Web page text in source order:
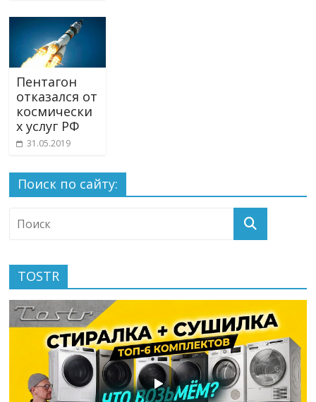
Пентагон
отказался от
космически
х услуг РФ
31.05.2019
Поиск по сайту:
TOSTR